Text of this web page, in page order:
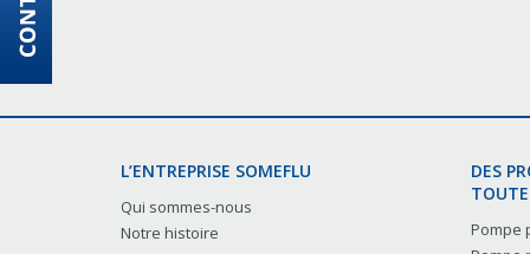
L’ENTREPRISE SOMEFLU
Qui sommes-nous
Notre histoire
DES
Pompe